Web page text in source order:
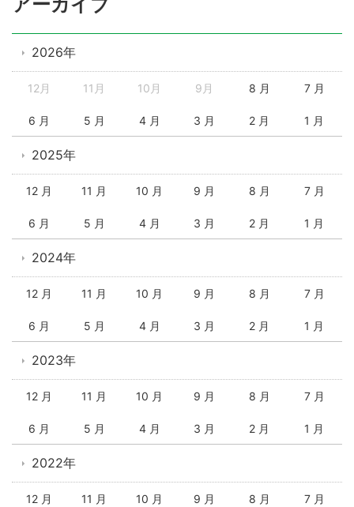
アーカイブ
2026年
12月 11月 10月 9月 8 月 7 月
6 月 5 月 4 月 3 月 2 月 1 月
2025年
12 月 11 月 10 月 9 月 8 月 7 月
6 月 5 月 4 月 3 月 2 月 1 月
2024年
12 月 11 月 10 月 9 月 8 月 7 月
6 月 5 月 4 月 3 月 2 月 1 月
2023年
12 月 11 月 10 月 9 月 8 月 7 月
6 月 5 月 4 月 3 月 2 月 1 月
2022年
12 月 11 月 10 月 9 月 8 月 7 月